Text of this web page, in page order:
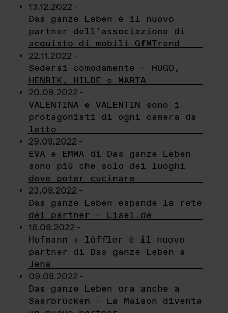
13.12.2022 -
Das ganze Leben è il nuovo
partner dell’associazione di
acquisto di mobili GfMTrend
22.11.2022 -
Sedersi comodamente – HUGO,
HENRIK, HILDE e MARTA
20.09.2022 -
VALENTINA e VALENTIN sono i
protagonisti di ogni camera da
letto
29.08.2022 -
EVA e EMMA di Das ganze Leben
sono più che solo dei luoghi
dove poter cucinare
23.08.2022 -
Das ganze Leben espande la rete
dei partner - Lisel.de
18.08.2022 -
Hofmann + löffler è il nuovo
partner di Das ganze Leben a
Jena
09.08.2022 -
Das ganze Leben ora anche a
Saarbrücken - La Maison diventa